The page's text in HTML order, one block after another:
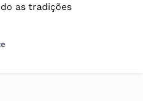
as tradições